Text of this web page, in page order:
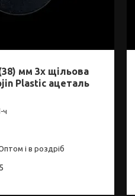
мм 3х щільова
Plastic ацеталь
ч
і в роздріб